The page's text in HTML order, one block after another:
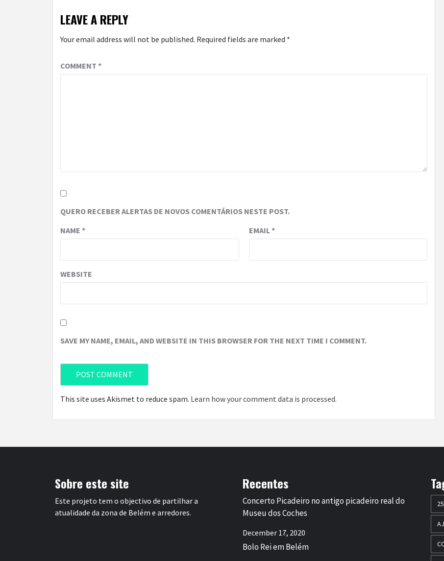
LEAVE A REPLY
Your email address will not be published. Required fields are marked *
COMMENT *
QUERO RECEBER ALERTAS DE NOVOS COMENTÁRIOS NESTE POST.
NAME * EMAIL*
WEBSITE
SAVE MY NAME, EMAIL, AND WEBSITE IN THIS BROWSER FOR THE NEXT TIME I COMMENT.
This site uses Akismet to reduce spam. Learn how your comment data is processed.
Sobre este site
Este projeto tem o objectivo de partilhar a
atualidade da zona de Belém e arredores.
Recentes
Concerto Picadeiro no antigo picadeiro real do
Museu dos Coches
December 17, 2020
Bolo Rei em Belém